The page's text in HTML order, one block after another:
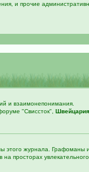
и прочие
и взаимонепонимания.
"Свиссток", Швейцария
этого журнала. Графоманы
просторах